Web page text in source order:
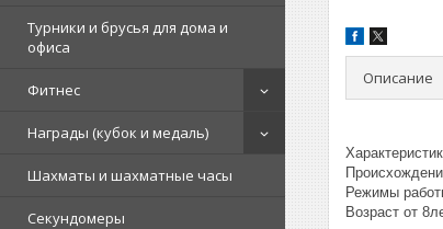
Турники и брусья для дома и
офиса
Фитнес
Награды (кубок и медаль)
Шахматы и шахматные часы
Секундомеры
Описание
Режимы
Возраст от